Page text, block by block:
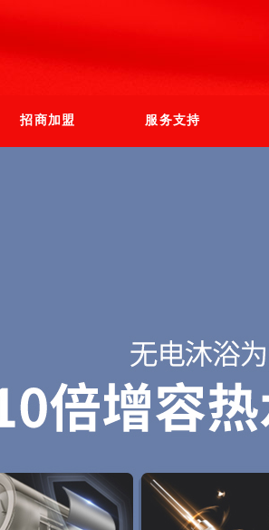
招商加盟 服务支持